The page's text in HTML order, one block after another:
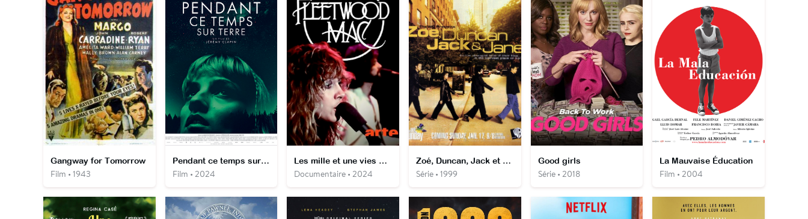
Gangway for Tomorrow
Film • 1943
Pendant ce temps sur terre
Film • 2024
Les mille et une vies musicales de Fleetwood Mac
Documentaire • 2024
Zoé, Duncan, Jack et Jane
Série • 1999
Good girls
Série • 2018
La Mauvaise Éducation
Film • 2004